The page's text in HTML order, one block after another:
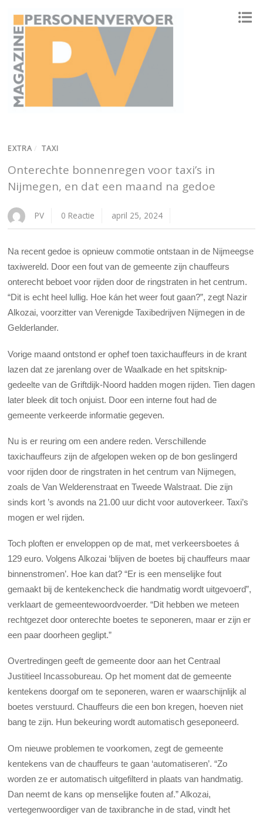
EXTRA / TAXI
Onterechte bonnenregen voor taxi’s in
Nijmegen, en dat een maand na gedoe
PV 0 Reactie april 25, 2024
Na recent gedoe is opnieuw commotie ontstaan in de Nijmeegse
taxiwereld. Door een fout van de gemeente zijn chauffeurs
onterecht beboet voor rijden door de ringstraten in het centrum.
“Dit is echt heel lullig. Hoe kán het weer fout gaan?”, zegt Nazir
Alkozai, voorzitter van Verenigde Taxibedrijven Nijmegen in de
Gelderlander.
Vorige maand ontstond er ophef toen taxichauffeurs in de krant
lazen dat ze jarenlang over de Waalkade en het spitsknip-
gedeelte van de Griftdijk-Noord hadden mogen rijden. Tien dagen
later bleek dit toch onjuist. Door een interne fout had de
gemeente verkeerde informatie gegeven.
Nu is er reuring om een andere reden. Verschillende
taxichauffeurs zijn de afgelopen weken op de bon geslingerd
voor rijden door de ringstraten in het centrum van Nijmegen,
zoals de Van Welderenstraat en Tweede Walstraat. Die zijn
sinds kort ’s avonds na 21.00 uur dicht voor autoverkeer. Taxi’s
mogen er wel rijden.
Toch ploften er enveloppen op de mat, met verkeersboetes á
129 euro. Volgens Alkozai ‘blijven de boetes bij chauffeurs maar
binnenstromen’. Hoe kan dat? “Er is een menselijke fout
gemaakt bij de kentekencheck die handmatig wordt uitgevoerd”,
verklaart de gemeentewoordvoerder. “Dit hebben we meteen
rechtgezet door onterechte boetes te seponeren, maar er zijn er
een paar doorheen geglipt.”
Overtredingen geeft de gemeente door aan het Centraal
Justitieel Incassobureau. Op het moment dat de gemeente
kentekens doorgaf om te seponeren, waren er waarschijnlijk al
boetes verstuurd. Chauffeurs die een bon kregen, hoeven niet
bang te zijn. Hun bekeuring wordt automatisch geseponeerd.
Om nieuwe problemen te voorkomen, zegt de gemeente
kentekens van de chauffeurs te gaan ‘automatiseren’. “Zo
worden ze er automatisch uitgefilterd in plaats van handmatig.
Dan neemt de kans op menselijke fouten af.” Alkozai,
vertegenwoordiger van de taxibranche in de stad, vindt het